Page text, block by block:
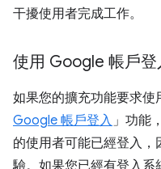
干擾使用者完成工作。
使用 Google 帳戶登
如果您的擴充功能要求使
Google 帳戶登入」功能
的使用者可能已經登入
驗。如果您已經有登入